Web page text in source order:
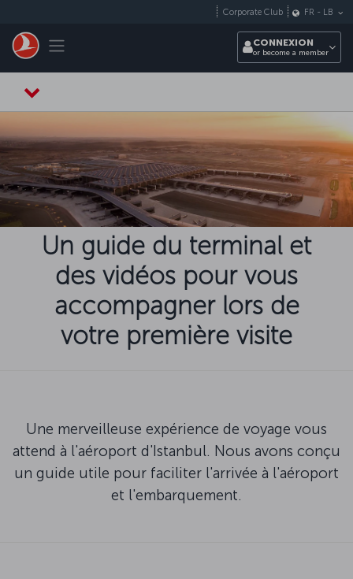
Toggle navigation
Corporate Club FR - LB
CONNEXION
or become a member
Un guide du terminal et
des vidéos pour vous
accompagner lors de
votre première visite
Une merveilleuse expérience de voyage vous
attend à l'aéroport d'Istanbul. Nous avons conçu
un guide utile pour faciliter l'arrivée à l'aéroport
et l'embarquement.